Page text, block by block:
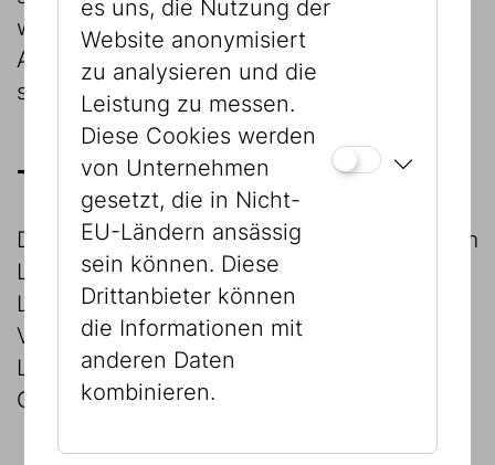
welche Transportvorgaben und
Ausstellungsbedingungen zu beachten
sind.
Transport
Der Transport der Leihgaben vom JMW zum
Leihnehmer und retour hat auf Kosten des
Leihnehmers zu erfolgen. Dabei ist eine
Vorgabe des JMW, dass der Transport der
Leihgaben über die Firma hs art service
GmbH abgewickelt werden muss.
es uns, die Nutzung der
Website anonymisiert
zu analysieren und die
Leistung zu messen.
Diese Cookies werden
von Unternehmen
gesetzt, die in Nicht-
EU-Ländern ansässig
sein können. Diese
Drittanbieter können
die Informationen mit
anderen Daten
kombinieren.